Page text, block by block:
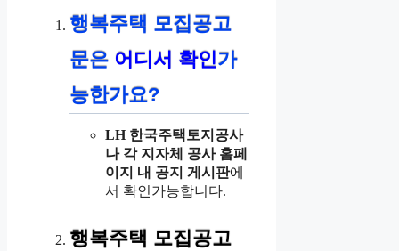
행복주택 모집공고
문은 어디서 확인가
능한가요?
LH 한국주택토지공사
나 각 지자체 공사 홈페
이지 내 공지 게시판에
서 확인가능합니다.
행복주택 모집공고